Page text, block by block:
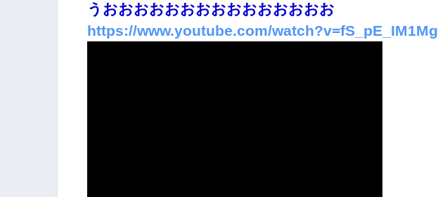
うおおおおおおおおおおおおおおお
https://www.youtube.com/watch?v=fS_pE_IM1Mg